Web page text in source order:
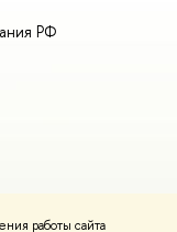
работы сайта
РФ